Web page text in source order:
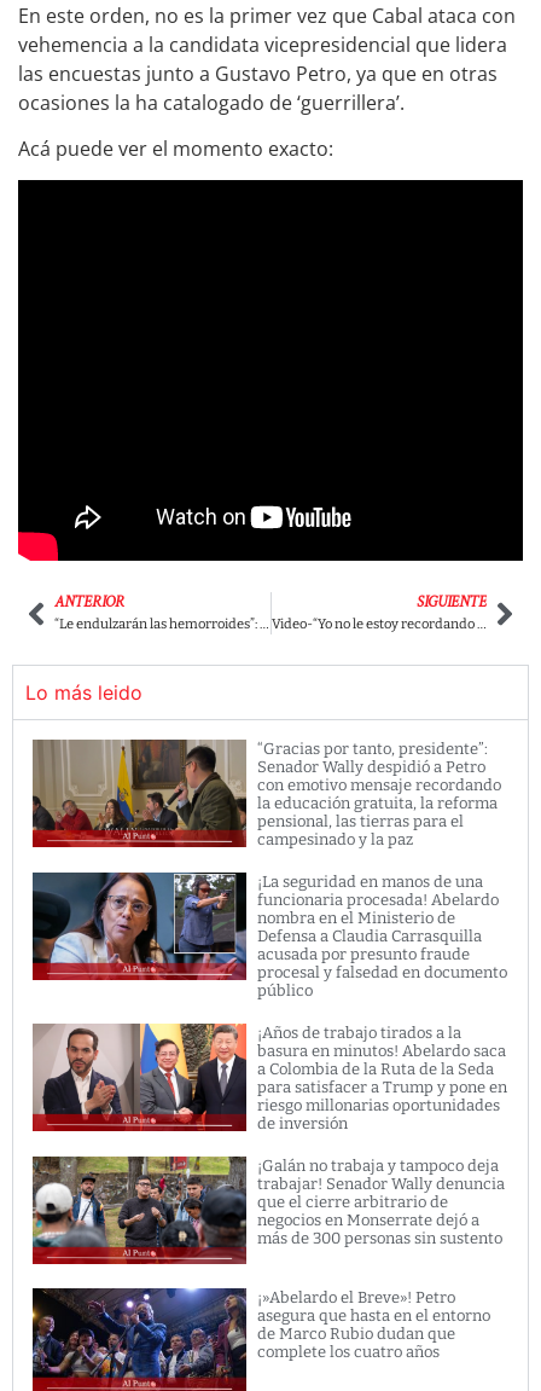
En este orden, no es la primer vez que Cabal ataca con
vehemencia a la candidata vicepresidencial que lidera
las encuestas junto a Gustavo Petro, ya que en otras
ocasiones la ha catalogado de ‘guerrillera’.
Acá puede ver el momento exacto:
ANTERIOR
“Le endulzarán las hemorroides”: Creador de Matarife a Uribe por lanzamiento de nueva temporada
SIGUIENTE
Video-“Yo no le estoy recordando sus vínculos con los paracos” : Roy Barreras a Cabal
Lo más leido
“Gracias por tanto, presidente”:
Senador Wally despidió a Petro
con emotivo mensaje recordando
la educación gratuita, la reforma
pensional, las tierras para el
campesinado y la paz
¡La seguridad en manos de una
funcionaria procesada! Abelardo
nombra en el Ministerio de
Defensa a Claudia Carrasquilla
acusada por presunto fraude
procesal y falsedad en documento
público
¡Años de trabajo tirados a la
basura en minutos! Abelardo saca
a Colombia de la Ruta de la Seda
para satisfacer a Trump y pone en
riesgo millonarias oportunidades
de inversión
¡Galán no trabaja y tampoco deja
trabajar! Senador Wally denuncia
que el cierre arbitrario de
negocios en Monserrate dejó a
más de 300 personas sin sustento
¡»Abelardo el Breve»! Petro
asegura que hasta en el entorno
de Marco Rubio dudan que
complete los cuatro años